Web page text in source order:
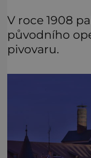
V roce 1908
původního
pivovaru.